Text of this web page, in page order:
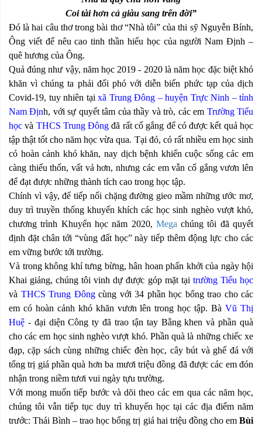
Coi tài hơn cả giàu sang trên đời”
Đó là hai câu thơ trong bài thơ “Nhà tôi” của thi sỹ Nguyễn Bính,
Ông viết để nêu cao tinh thần hiếu học của người Nam Định –
quê hương của Ông.
Quả đúng như vậy, năm học 2019 - 2020 là năm học đặc biệt khó
khăn vì chúng ta phải đối phó với diễn biến phức tạp của dịch
Covid-19, tuy nhiên tại xã Trung Đông – huyện Trực Ninh – tỉnh
Nam Định, với sự quyết tâm của thầy và trò, các em Trường Tiểu
họcvà THCS Trung Đông đã rất cố gắng để có được kết quả học
tập thật tốt cho năm học vừa qua. Tại đó, có rất nhiều em học sinh
có hoàn cảnh khó khăn, nay dịch bệnh khiến cuộc sống các em
càng thiếu thốn, vất vả hơn, nhưng các em vẫn cố gắng vươn lên
để đạt được những thành tích cao trong học tập.
Chính vì vậy, để tiếp nối chặng đường gieo mầm những ước mơ,
duy trì truyền thống khuyến khích các học sinh nghèo vượt khó,
chương trình Khuyến học năm 2020, Mega chúng tôi đã quyết
định đặt chân tới “vùng đất học” này tiếp thêm động lực cho các
em vững bước tới trường.
Và trong không khí tưng bừng, hân hoan phấn khởi của ngày hội
Khai giảng, chúng tôi vinh dự được góp mặt tại trường Tiểu học
và THCS Trung Đôngcùng với 34 phần học bổng trao cho các
em có hoàn cảnh khó khăn vươn lên trong học tập. Bà Vũ Thị
Huệ - đại diện Công ty đã trao tận tay Bằng khen và phần quà
cho các em học sinh nghèo vượt khó. Phần quà là những chiếc xe
đạp, cặp sách cùng những chiếc đèn học, cây bút và ghế đá với
tổng trị giá phần quà hơn ba mươi triệu đồng đã được các em đón
nhận trong niềm tươi vui ngày tựu trường.
Với mong muốn tiếp bước và dõi theo các em qua các năm học,
chúng tôi vẫn tiếp tục duy trì khuyến học tại các địa điểm năm
trước: Thái Bình – trao học bổng trị giá hai triệu đồng cho em Bùi